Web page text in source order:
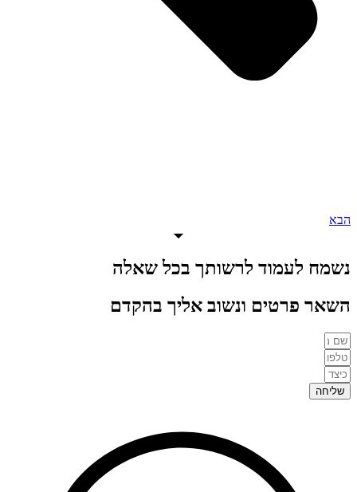
הבא
נשמח לעמוד לרשותך בכל שאלה
השאר פרטים ונשוב אליך בהקדם
שליחה